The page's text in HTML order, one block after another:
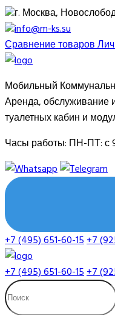
г. Москва,
info@m-ks.su
Сравнение товаров
Мобильный
Аренда, обслуживание
туалетных кабин и
Часы работы: ПН-ПТ: с
+7 (495) 651-60-15+7
+7 (495) 651-60-15+7